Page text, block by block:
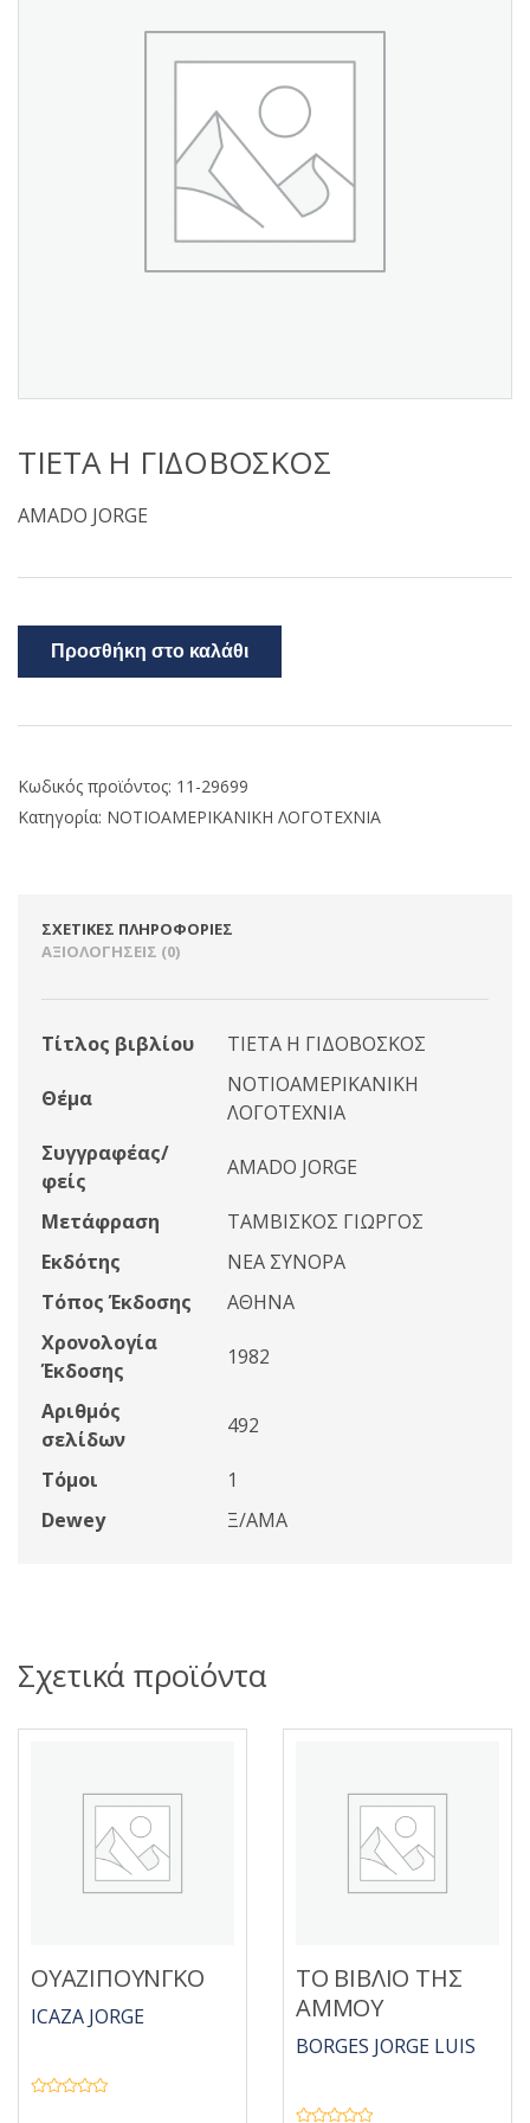
ΤΙΕΤΑ Η ΓΙΔΟΒΟΣΚΟΣ
AMADO JORGE
Προσθήκη στο καλάθι
Κωδικός προϊόντος: 11-29699
Κατηγορία: ΝΟΤΙΟΑΜΕΡΙΚΑΝΙΚΗ ΛΟΓΟΤΕΧΝΙΑ
ΣΧΕΤΙΚΈΣ ΠΛΗΡΟΦΟΡΊΕΣ
ΑΞΙΟΛΟΓΉΣΕΙΣ (0)
Τίτλος βιβλίου ΤΙΕΤΑ Η ΓΙΔΟΒΟΣΚΟΣ
Θέμα
ΝΟΤΙΟΑΜΕΡΙΚΑΝΙΚΗ
ΛΟΓΟΤΕΧΝΙΑ
Συγγραφέας/
φείς
AMADO JORGE
Μετάφραση
ΤΑΜΒΙΣΚΟΣ ΓΙΩΡΓΟΣ
Εκδότης
ΝΕΑ ΣΥΝΟΡΑ
Τόπος Έκδοσης
ΑΘΗΝΑ
Χρονολογία
Έκδοσης
1982
Αριθμός
σελίδων
492
Τόμοι
1
Dewey
Ξ/AMA
Σχετικά προϊόντα
ΟΥΑΖΙΠΟΥΝΓΚΟ
ICAZA JORGE
ΤΟ ΒΙΒΛΙΟ ΤΗΣ
ΑΜΜΟΥ
BORGES JORGE LUIS